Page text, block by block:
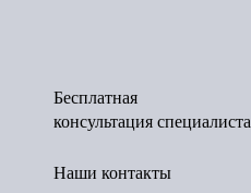
Бесплатная
консультация специалиста
Наши контакты